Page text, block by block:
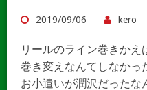
2019/09/06 kero
リールのライン巻きかえ
巻き変えなんてしなかっ
お小遣いが潤沢だったな